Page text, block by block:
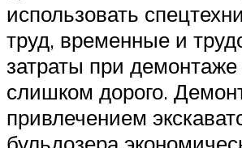
использовать
труд, временные и
затраты при
слишком дорого.
привлечением